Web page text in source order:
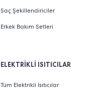
Saç Şekillendiriciler
Erkek Bakım Setleri
ELEKTRİKLİ ISITICILAR
Tüm Elektrikli Isıtıcılar